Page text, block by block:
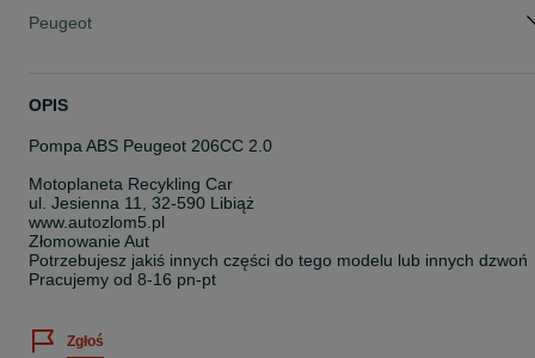
Peugeot
OPIS
Pompa ABS Peugeot 206CC 2.0
Motoplaneta Recykling Car
ul. Jesienna 11, 32-590 Libiąż
www.autozlom5.pl
Złomowanie Aut
Potrzebujesz jakiś innych części do tego modelu lub innych dzwoń
Pracujemy od 8-16 pn-pt
Zgłoś